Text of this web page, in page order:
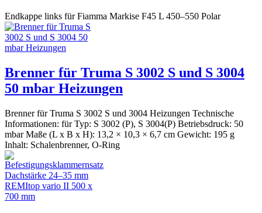
Endkappe links für Fiamma Markise F45 L 450–550 Polar
Brenner für Truma S 3002 S und S 3004
50 mbar Heizungen
Brenner für Truma S 3002 S und 3004 Heizungen Technische
Informationen: für Typ: S 3002 (P), S 3004(P) Betriebsdruck: 50
mbar Maße (L x B x H): 13,2 × 10,3 × 6,7 cm Gewicht: 195 g
Inhalt: Schalenbrenner, O-Ring